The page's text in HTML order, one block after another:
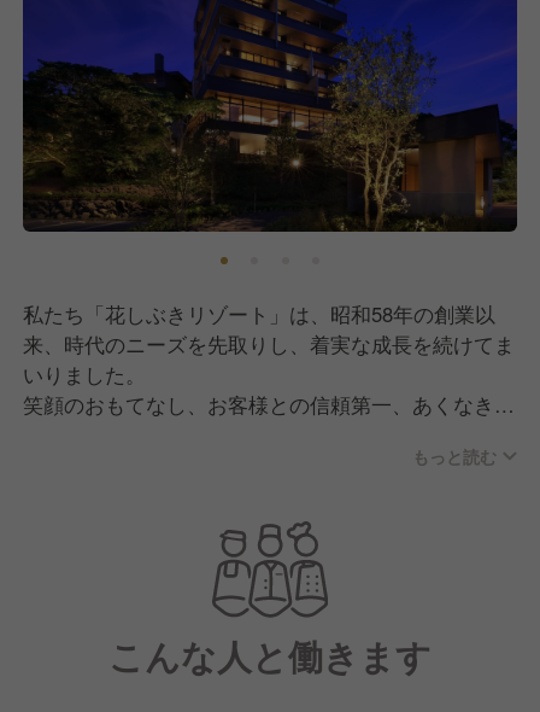
私たち「花しぶきリゾート」は、昭和58年の創業以
来、時代のニーズを先取りし、着実な成長を続けてま
いりました。
笑顔のおもてなし、お客様との信頼第一、あくなき向
た、多彩なリゾート空間をプロデュース。
一人ひとりの感動の瞬間を創出していくことが、花し
ぶきリゾートが追求するリゾートのスタイルです。
これからも激しく流動する時代の変化をしっかりと捉
えながら、革新的なサービスや施設の展開に取り組ん
でまいります。
もっと読む
こんな人と働きます